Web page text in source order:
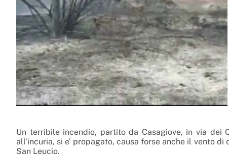
Un terribile incendio, partito da Casagiove, in via dei
all’incuria, si e’ propagato, causa forse anche il vento
San Leucio.